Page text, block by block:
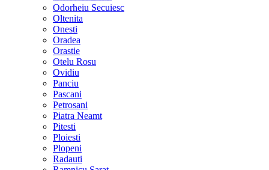
Odorheiu Secuiesc
Oltenita
Onesti
Oradea
Orastie
Otelu Rosu
Ovidiu
Panciu
Pascani
Petrosani
Piatra Neamt
Pitesti
Ploiesti
Plopeni
Radauti